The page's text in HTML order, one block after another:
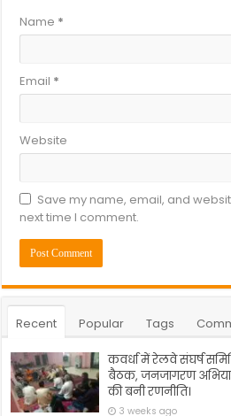
Name *
Email *
Website
Save my name, email, and
next time I comment.
Recent Popular Tags
कवर्धा में रेलवे संघर्ष
बैठक, जनजागरण
की बनी रणनीति।
3 weeks ago